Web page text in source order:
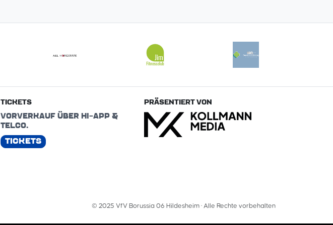
TICKETS
VORVERKAUF ÜBER HI-APP &
TELCO.
TICKETS
PRÄSENTIERT VON
© 2025 VfV Borussia 06 Hildesheim · Alle Rechte vorbehalten